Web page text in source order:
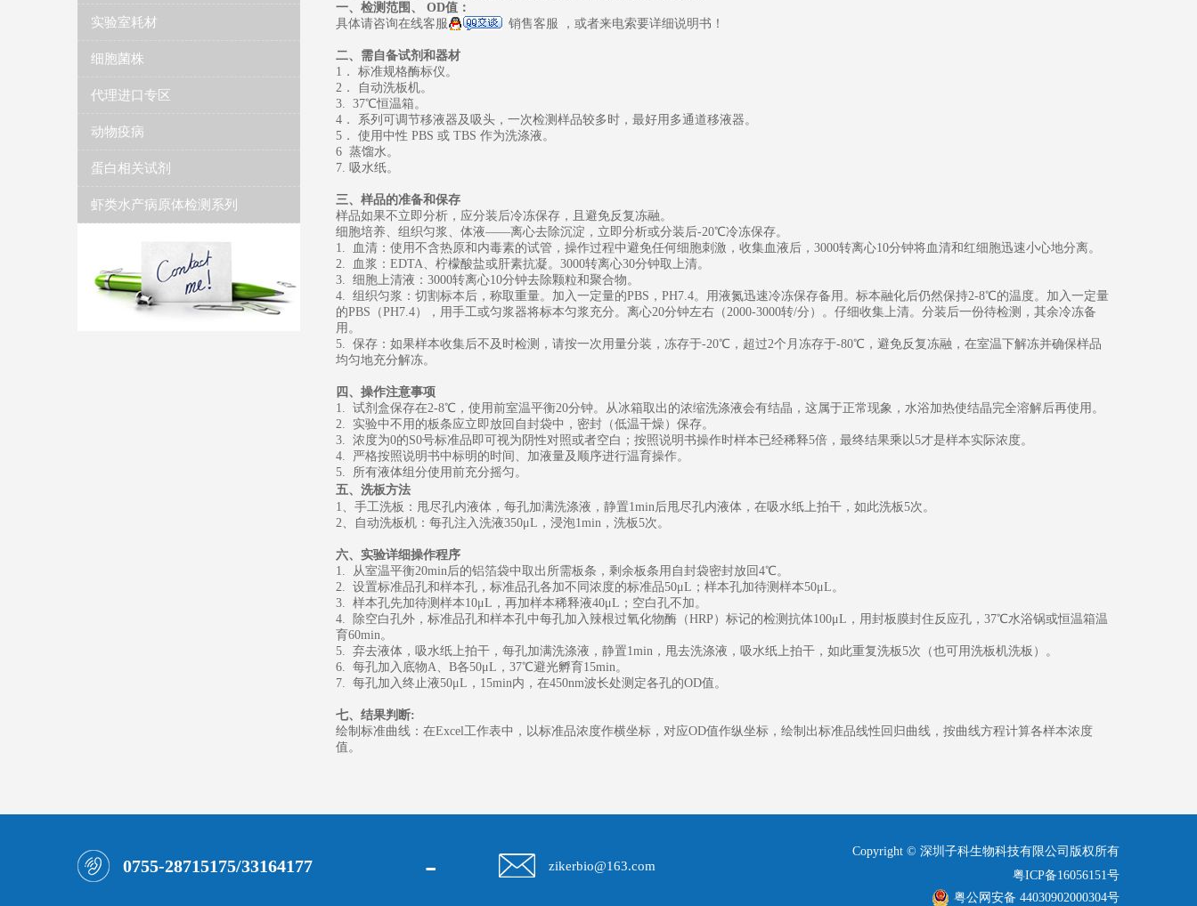
实验室耗材
细胞菌株
代理进口专区
动物疫病
蛋白相关试剂
虾类水产病原体检测系列
一、检测范围、
OD值：
具体请咨询在线客服
销售客服 ，或者来电索要详细说明书！
二、需自备试剂和器材
1． 标准规格酶标仪。
2． 自动洗板机。
3. 37℃恒温箱。
4． 系列可调节移液器及吸头，一次检测样品较多时，最好用多通道移液器。
5 ． 使用中性 PBS 或 TBS 作为洗涤液。
6 蒸馏水。
7. 吸水纸。
三、样品的准备和保存
样品如果不立即分析，应分装后冷冻保存，且避免反复冻融。
细胞培养、组织匀浆、体液——离心去除沉淀，立即分析或分装后-20℃冷冻保存。
1. 血清：使用不含热原和内毒素的试管，操作过程中避免任何细胞刺激，收集血液后，3000转离心10分钟将血清和红细胞迅速小心地分离。
2. 血浆：EDTA、柠檬酸盐或肝素抗凝。3000转离心30分钟取上清。
3. 细胞上清液：3000转离心10分钟去除颗粒和聚合物。
4. 组织匀浆：切割标本后，称取重量。加入一定量的PBS，PH7.4。用液氮迅速冷冻保存备用。标本融化后仍然保持2-8℃的温度。加入一定量
的PBS（PH7.4），用手工或匀浆器将标本匀浆充分。离心20分钟左右（2000-3000转/分）。仔细收集上清。分装后一份待检测，其余冷冻备
用。
5. 保存：如果样本收集后不及时检测，请按一次用量分装，冻存于-20℃， 超过2个月冻存于-80℃，避免反复冻融，在室温下解冻并确保样品
均匀地充分解冻。
四、操作注意事项
1. 试剂盒保存在2-8℃，使用前室温平衡20分钟。从冰箱取出的浓缩洗涤液会有结晶，这属于正常现象，水浴加热使结晶完全溶解后再使用。
2. 实验中不用的板条应立即放回自封袋中，密封（低温干燥）保存。
3. 浓度为0的S0号标准品即可视为阴性对照或者空白；按照说明书操作时样本已经稀释5倍，最终结果乘以5才是样本实际浓度。
4. 严格按照说明书中标明的时间、加液量及顺序进行温育操作。
5. 所有液体组分使用前充分摇匀。
五、 洗板方法
1、 手工洗板：甩尽孔内液体，每孔加满洗涤液，静置1min后甩尽孔内液体，在吸水纸上拍干，如此洗板5次。
2、
自动洗板机：每孔注入洗液350μL，浸泡1min，洗板5次。
六、 实验详细操作程序
1. 从室温平衡20min后的铝箔袋中取出所需板条，剩余板条用自封袋密封放回4℃。
2. 设置标准品孔和样本孔，标准品孔各加不同浓度的标准品50μL；样本孔加待测样本50μL。
3. 样本孔先加待测样本10μL，再加样本稀释液40μL；空白孔不加。
4. 除空白孔外，标准品孔和样本孔中每孔加入辣根过氧化物酶（HRP）标记的检测抗体100μL，用封板膜封住反应孔，37℃水浴锅或恒温箱温
育60min。
5. 弃去液体，吸水纸上拍干，每孔加满洗涤液，静置1min，甩去洗涤液，吸水纸上拍干，如此重复洗板5次（也可用洗板机洗板）。
6. 每孔加入底物A、B各50μL，37℃避光孵育15min。
7. 每孔加入终止液50μL，15min内，在450nm波长处测定各孔的OD值。
七、 结果判断:
绘制标准曲线：在Excel工作表中，以标准品浓度作横坐标，对应OD值作纵坐标，绘制出标准品线性回归曲线，按曲线方程计算各样本浓度
值。
0755-28715175/33164177 - zikerbio@163.com
Copyright © 深圳子科生物科技有限公司版权所有
粤ICP备16056151号
粤公网安备 44030902000304号